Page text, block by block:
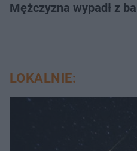
Mężczyzna wypadł z
LOKALNIE: